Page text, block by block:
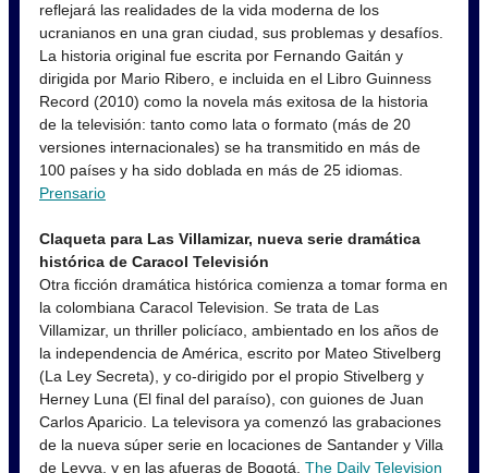
reflejará las realidades de la vida moderna de los
ucranianos en una gran ciudad, sus problemas y desafíos.
La historia original fue escrita por Fernando Gaitán y
dirigida por Mario Ribero, e incluida en el Libro Guinness
Record (2010) como la novela más exitosa de la historia
de la televisión: tanto como lata o formato (más de 20
versiones internacionales) se ha transmitido en más de
100 países y ha sido doblada en más de 25 idiomas.
Prensario
Claqueta para Las Villamizar, nueva serie dramática
histórica de Caracol Televisión
Otra ficción dramática histórica comienza a tomar forma en
la colombiana Caracol Television. Se trata de Las
Villamizar, un thriller policíaco, ambientado en los años de
la independencia de América, escrito por Mateo Stivelberg
(La Ley Secreta), y co-dirigido por el propio Stivelberg y
Herney Luna (El final del paraíso), con guiones de Juan
Carlos Aparicio. La televisora ya comenzó las grabaciones
de la nueva súper serie en locaciones de Santander y Villa
de Leyva, y en las afueras de Bogotá. The Daily Television